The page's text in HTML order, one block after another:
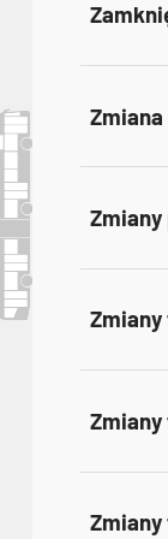
Zmiana
Zmiany
Zmiany
Zmiany
Zmiany